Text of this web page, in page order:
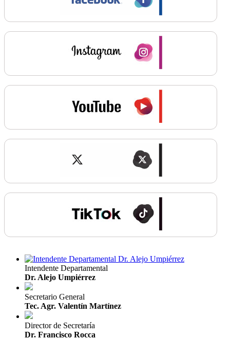
Intendente Departamental
Dr. Alejo Umpiérrez
Secretario General
Tec. Agr. Valentín Martínez
Director de Secretaría
Dr. Francisco Rocca